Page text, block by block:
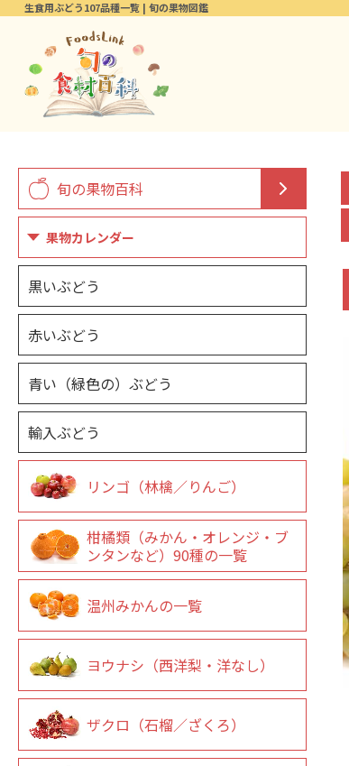
生食用ぶどう107品種一覧 | 旬の果物図鑑
旬の果物百科
果物カレンダー
黒いぶどう
赤いぶどう
青い（緑色の）ぶどう
輸入ぶどう
リンゴ（林檎／りんご）
柑橘類（みかん・オレンジ・ブ
ンタンなど）90種の一覧
温州みかんの一覧
ヨウナシ（西洋梨・洋なし）
ザクロ（石榴／ざくろ）